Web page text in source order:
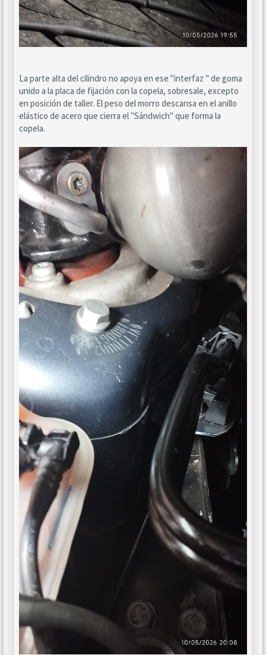
La parte alta del cilindro no apoya en ese "interfaz " de goma
unido a la placa de fijación con la copela, sobresale, excepto
en posición de taller. El peso del morro descansa en el anillo
elástico de acero que cierra el "Sándwich" que forma la
copela.